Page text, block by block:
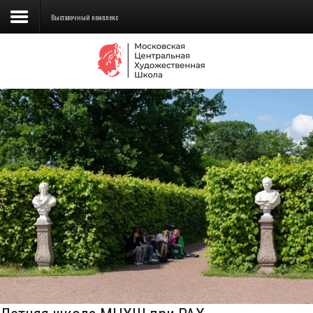
Сведения об образовательной
Школа
Училище
Детская Художественная школа
Поступающим
Подготовка
Образование
Доп. образование
Выставочный комплекс